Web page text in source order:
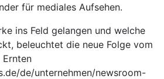
für mediales Aufsehen.
ins Feld gelangen und welche
beleuchtet die neue Folge vom
de/unternehmen/newsroom-